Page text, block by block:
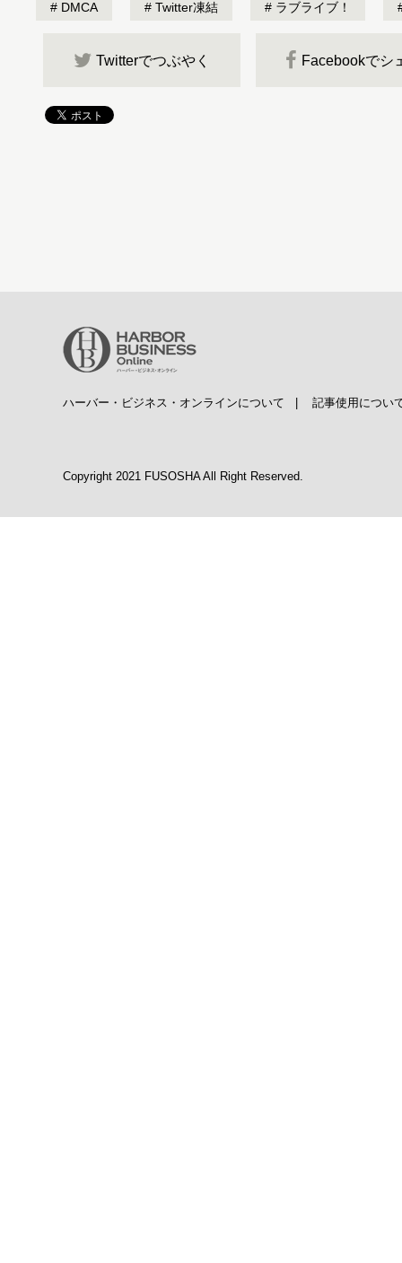
DMCA Twitter凍結 ラブライブ！
Twitterでつぶやく Facebookでシ
ハーバー・ビジネス・オンラインについて 記事使用につい
Copyright 2021 FUSOSHA All Right Reserved.